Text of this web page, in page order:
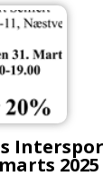
2025